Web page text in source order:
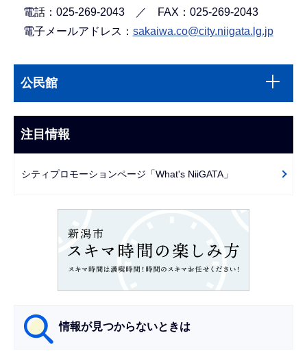
電話：025-269-2043 ／ FAX：025-269-2043
電子メールアドレス： sakaiwa.co@city.niigata.lg.jp
文
こ
ま
で
ビ
ー
公民館
注目情報
シティプロモーションページ「What's NiiGATA」
情報が見つからないときは